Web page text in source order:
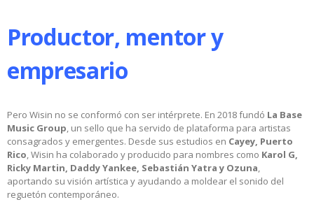
Productor, mentor y
empresario
Pero Wisin no se conformó con ser intérprete. En 2018 fundó La Base
Music Group, un sello que ha servido de plataforma para artistas
consagrados y emergentes. Desde sus estudios en Cayey, Puerto
Rico, Wisin ha colaborado y producido para nombres como Karol G,
Ricky Martin, Daddy Yankee, Sebastián Yatra y Ozuna,
aportando su visión artística y ayudando a moldear el sonido del
reguetón contemporáneo.